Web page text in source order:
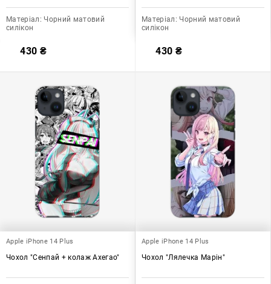
Матеріал: Чорний матовий
силікон
430 ₴
Матеріал: Чорний матовий
силікон
430 ₴
Apple iPhone 14 Plus
Чохол "Сенпай + колаж Ахегао"
Apple iPhone 14 Plus
Чохол "Лялечка Марін"